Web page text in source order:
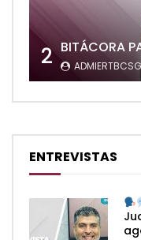
2 BITÁCORA
ENTREVISTAS